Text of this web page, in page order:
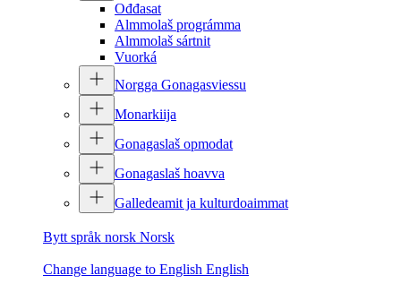
Ođđasat
Almmolaš prográmma
Almmolaš sártnit
Vuorká
Norgga Gonagasviessu
Monarkiija
Gonagaslaš opmodat
Gonagaslaš hoavva
Galledeamit ja kulturdoaimmat
Bytt språk norsk Norsk
Change language to English English